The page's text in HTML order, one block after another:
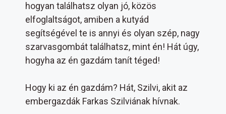
hogyan találhatsz olyan jó, közös
elfoglaltságot, amiben a kutyád
segítségével te is annyi és olyan szép, nagy
szarvasgombát találhatsz, mint én! Hát úgy,
hogyha az én gazdám tanít téged!
Hogy ki az én gazdám? Hát, Szilvi, akit az
embergazdák Farkas Szilviának hívnak.